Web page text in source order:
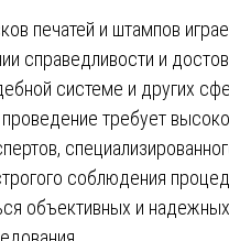
печатей и штампов
справедливости и
системе и других
требует
соблюдения
объективных и надежных